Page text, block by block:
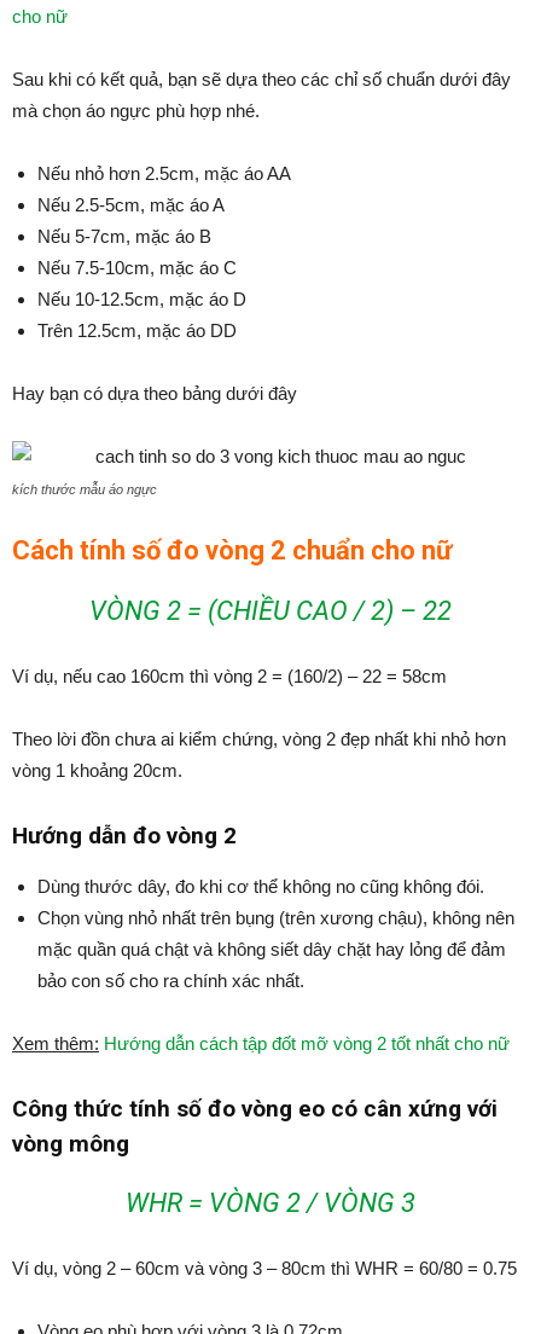
cho nữ
Sau khi có kết quả, bạn sẽ dựa theo các chỉ số chuẩn dưới đây
mà chọn áo ngực phù hợp nhé.
Nếu nhỏ hơn 2.5cm, mặc áo AA
Nếu 2.5-5cm, mặc áo A
Nếu 5-7cm, mặc áo B
Nếu 7.5-10cm, mặc áo C
Nếu 10-12.5cm, mặc áo D
Trên 12.5cm, mặc áo DD
Hay bạn có dựa theo bảng dưới đây
kích thước mẫu áo ngực
Cách tính số đo vòng 2 chuẩn cho nữ
VÒNG 2 = (CHIỀU CAO / 2) – 22
Ví dụ, nếu cao 160cm thì vòng 2 = (160/2) – 22 = 58cm
Theo lời đồn chưa ai kiểm chứng, vòng 2 đẹp nhất khi nhỏ hơn
vòng 1 khoảng 20cm.
Hướng dẫn đo vòng 2
Dùng thước dây, đo khi cơ thể không no cũng không đói.
Chọn vùng nhỏ nhất trên bụng (trên xương chậu), không nên
mặc quần quá chật và không siết dây chặt hay lỏng để đảm
bảo con số cho ra chính xác nhất.
Xem thêm: Hướng dẫn cách tập đốt mỡ vòng 2 tốt nhất cho nữ
Công thức tính số đo vòng eo có cân xứng với
vòng mông
WHR = VÒNG 2 / VÒNG 3
Ví dụ, vòng 2 – 60cm và vòng 3 – 80cm thì WHR = 60/80 = 0.75